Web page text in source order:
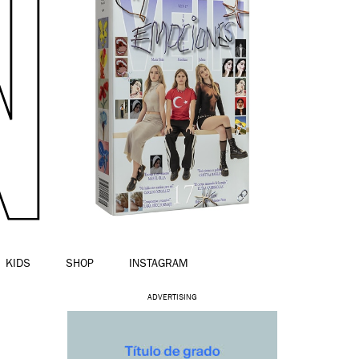
KIDS SHOP INSTAGRAM
ADVERTISING